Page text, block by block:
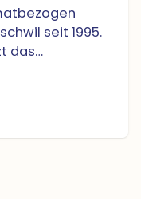
seit 1995.
das
nicht fehlen.